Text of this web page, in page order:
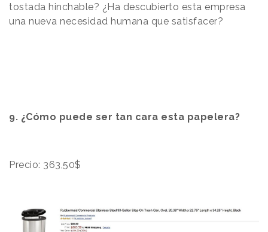
tostada hinchable? ¿Ha descubierto esta empresa
una nueva necesidad humana que satisfacer?
9. ¿Cómo puede ser tan cara esta papelera?
Precio: 363,50$